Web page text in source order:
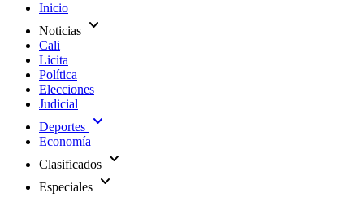
Inicio
Noticias expand_more
Cali
Licita
Política
Elecciones
Judicial
Deportes expand_more
Economía
Clasificados expand_more
Especiales expand_more